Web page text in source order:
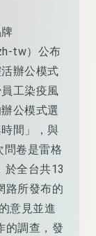
tw）公布
辦公模式
工染疫風
公模式選
間」，與
問卷是雷格
於全台共13
路所發布的
意見並進
的調查，發